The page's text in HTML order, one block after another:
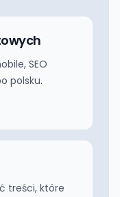
SEO
polsku.
treści, które